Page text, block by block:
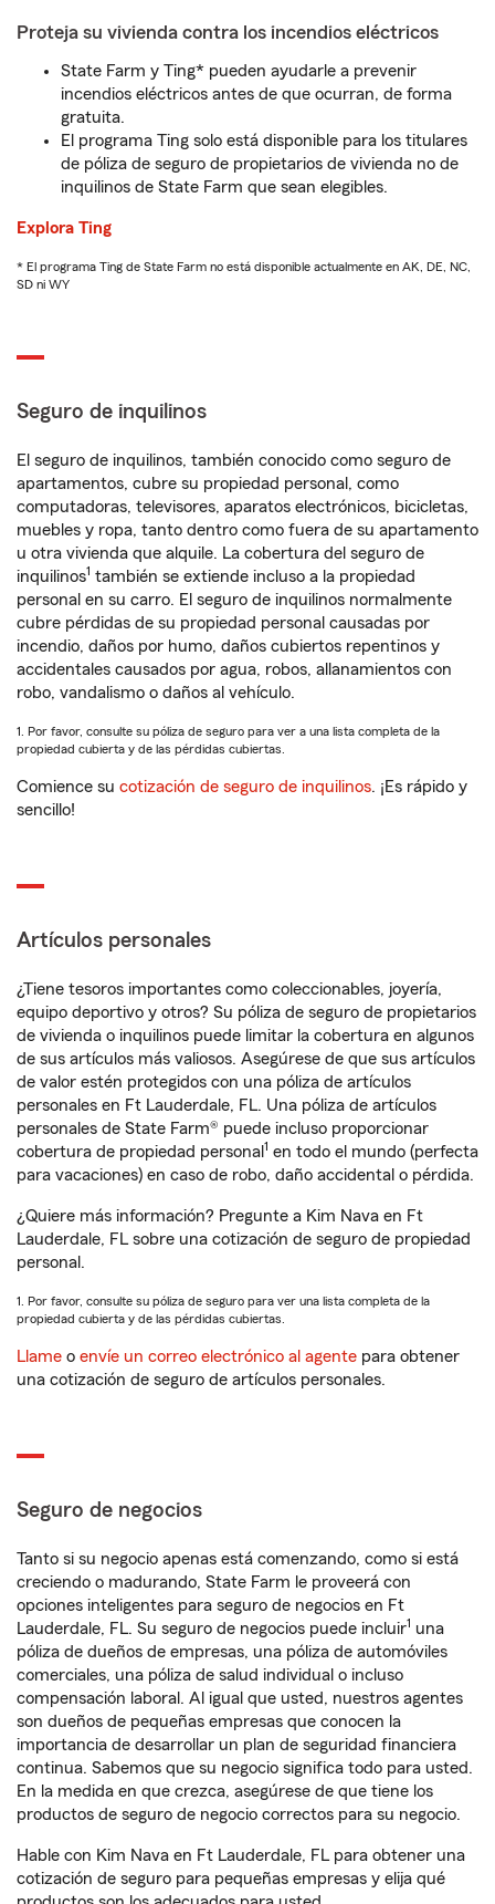
Proteja su vivienda contra los incendios eléctricos
State Farm y Ting* pueden ayudarle a prevenir
incendios eléctricos antes de que ocurran, de forma
gratuita.
El programa Ting solo está disponible para los titulares
de póliza de seguro de propietarios de vivienda no de
inquilinos de State Farm que sean elegibles.
Explora Ting
* El programa Ting de State Farm no está disponible actualmente en AK, DE, NC,
SD ni WY
Seguro de inquilinos
El seguro de inquilinos, también conocido como seguro de
apartamentos, cubre su propiedad personal, como
computadoras, televisores, aparatos electrónicos, bicicletas,
muebles y ropa, tanto dentro como fuera de su apartamento
u otra vivienda que alquile. La cobertura del seguro de
inquilinos1 también se extiende incluso a la propiedad
personal en su carro. El seguro de inquilinos normalmente
cubre pérdidas de su propiedad personal causadas por
incendio, daños por humo, daños cubiertos repentinos y
accidentales causados por agua, robos, allanamientos con
robo, vandalismo o daños al vehículo.
1. Por favor, consulte su póliza de seguro para ver a una lista completa de la
propiedad cubierta y de las pérdidas cubiertas.
Comience su cotización de seguro de inquilinos. ¡Es rápido y
sencillo!
Artículos personales
¿Tiene tesoros importantes como coleccionables, joyería,
equipo deportivo y otros? Su póliza de seguro de propietarios
de vivienda o inquilinos puede limitar la cobertura en algunos
de sus artículos más valiosos. Asegúrese de que sus artículos
de valor estén protegidos con una póliza de artículos
personales en Ft Lauderdale, FL. Una póliza de artículos
personales de State Farm® puede incluso proporcionar
cobertura de propiedad personal 1 en todo el mundo (perfecta
para vacaciones) en caso de robo, daño accidental o pérdida.
¿Quiere más información? Pregunte a Kim Nava en Ft
Lauderdale, FL sobre una cotización de seguro de propiedad
personal.
1. Por favor, consulte su póliza de seguro para ver una lista completa de la
propiedad cubierta y de las pérdidas cubiertas.
Llame o envíe un correo electrónico al agente para obtener
una cotización de seguro de artículos personales.
Seguro de negocios
Tanto si su negocio apenas está comenzando, como si está
creciendo o madurando, State Farm le proveerá con
opciones inteligentes para seguro de negocios en Ft
Lauderdale, FL. Su seguro de negocios puede incluir1 una
póliza de dueños de empresas, una póliza de automóviles
comerciales, una póliza de salud individual o incluso
compensación laboral. Al igual que usted, nuestros agentes
son dueños de pequeñas empresas que conocen la
importancia de desarrollar un plan de seguridad financiera
continua. Sabemos que su negocio significa todo para usted.
En la medida en que crezca, asegúrese de que tiene los
productos de seguro de negocio correctos para su negocio.
Hable con Kim Nava en Ft Lauderdale, FL para obtener una
cotización de seguro para pequeñas empresas y elija qué